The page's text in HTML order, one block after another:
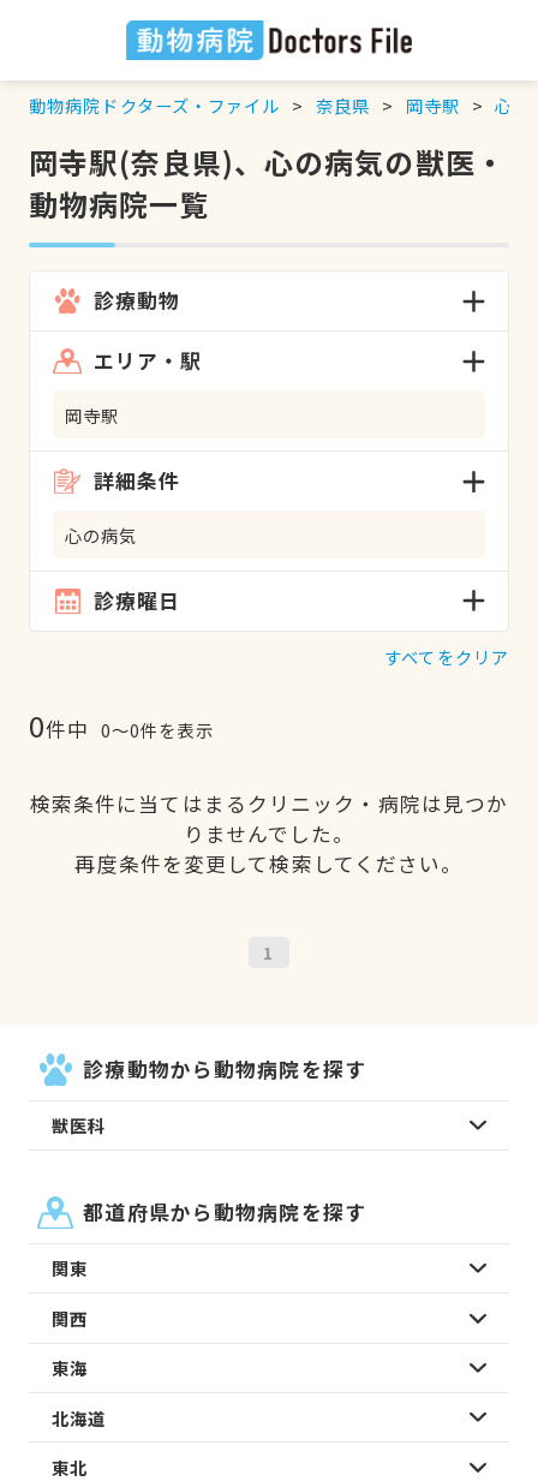
動物病院ドクターズ・ファイル 奈良県 岡寺駅 心の
岡寺駅(奈良県)、心の病気の獣医・
動物病院一覧
診療動物
エリア・駅
岡寺駅
詳細条件
心の病気
診療曜日
すべてをクリア
0件中 0〜0件を表示
検索条件に当てはまるクリニック・病院は見つか
りませんでした。
再度条件を変更して検索してください。
1
診療動物から動物病院を探す
獣医科
都道府県から動物病院を探す
関東
関西
東海
北海道
東北